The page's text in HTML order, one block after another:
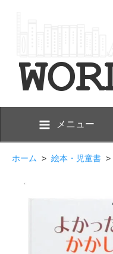
メニュー
ホーム > 絵本・児童書 >